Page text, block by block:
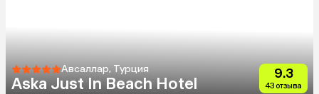
Авсаллар, Турция
Aska Just In Beach Hotel
9.3
43 отзыва